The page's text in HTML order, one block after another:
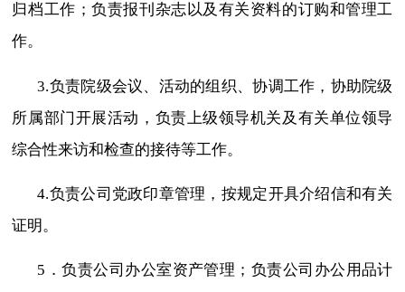
归档工作；负责报刊杂志以及有关资料的订购和管理工
作。
3.负责院级会议、活动的组织、协调工作，协助院级
所属部门开展活动， 负责上级领导机关及有关单位领导
综合性来访和检查的接待等工作。
4.负责公司党政印章管理，按规定开具介绍信和有关
证明。
5 ．负责公司办公室资产管理；负责公司办公用品计